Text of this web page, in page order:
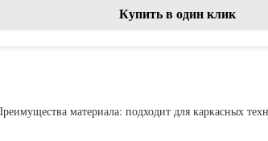
Купить в один клик
материала: подходит для каркасных